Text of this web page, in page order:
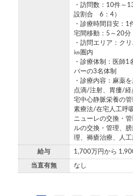
・訪問数：10件～
設割合 6：4）
・診療時間目安：
宅間移動：5～20分
・訪問エリア：ク
㎞圏内
・診療体制：医師1
バーの3名体制
・診療内容：麻薬
点滴/注射、胃瘻/経
宅中心静脈栄養の
素療法/在宅人工呼
ニューレの交換・
ルの交換・管理、
理、褥瘡治療、人
給与 1,700万円から
当直有無 なし